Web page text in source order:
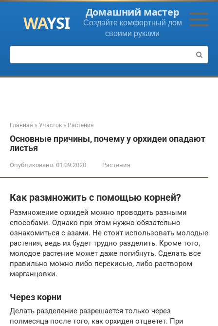
Перейти
контенту
Домашний мастер
Создайте комфортный дом
своими руками
Поиск:
Главная » Участок » Растения
Основные причины, почему у орхидеи опадают
листья
Опубликовано: 01.09.2020 Растения
Как размножить с помощью корней?
Размножение орхидей можно проводить разными
способами. Однако при этом нужно обязательно
ознакомиться с азами. Не стоит использовать молодые
растения, ведь их будет трудно разделить. Кроме того,
молодое растение может даже погибнуть. Сделать все
правильно можно либо перекисью, либо раствором
марганцовки.
Через корни
Делать разделение разрешается только через
полмесяца после того, как орхидея отцветет. При